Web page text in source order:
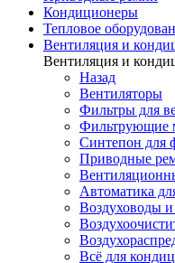
Кондиционеры
Тепловое
Вентиляция и
Вентиляция и
Назад
Вентиляторы
Фильтры для
Фильтрующие
Синтепон для
Приводные
Автоматика
Воздуховоды
Всё для